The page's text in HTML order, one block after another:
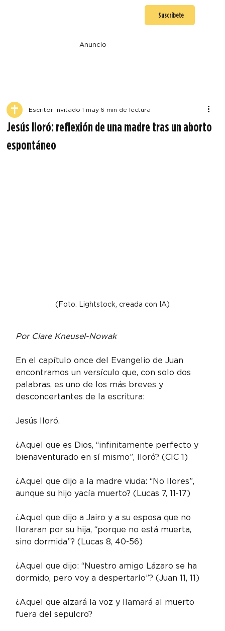
Suscríbete
Anuncio
Jesús lloró: reflexión de una madre tras un aborto
espontáneo
Escritor Invitado 1 may 6 min de lectura
(Foto: Lightstock, creada con IA)
Por Clare Kneusel-Nowak
En el capítulo once del Evangelio de Juan
encontramos un versículo que, con solo dos
palabras, es uno de los más breves y
desconcertantes de la escritura:
Jesús lloró.
¿Aquel que es Dios, “infinitamente perfecto y
bienaventurado en sí mismo”, lloró? (CIC 1)
¿Aquel que dijo a la madre viuda: “No llores”,
aunque su hijo yacía muerto? (Lucas 7, 11-17)
¿Aquel que dijo a Jairo y a su esposa que no
lloraran por su hija, “porque no está muerta,
sino dormida”? (Lucas 8, 40-56)
¿Aquel que dijo: “Nuestro amigo Lázaro se ha
dormido, pero voy a despertarlo”? (Juan 11, 11)
¿Aquel que alzará la voz y llamará al muerto
fuera del sepulcro?